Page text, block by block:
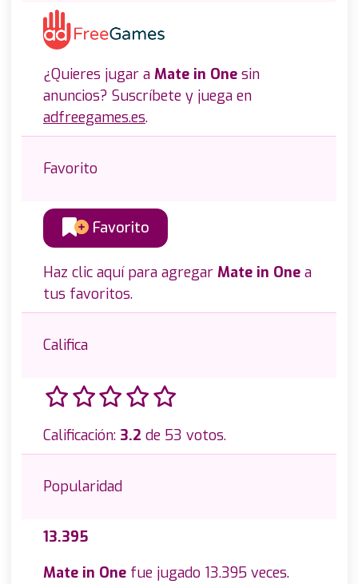
¿Quieres jugar a Mate in One sin
anuncios? Suscríbete y juega en
adfreegames.es.
Favorito
Favorito
Haz clic aquí para agregar Mate in One a
tus favoritos.
Califica
Calificación: 3.2 de 53 votos.
Popularidad
13.395
Mate in One fue jugado 13.395 veces.